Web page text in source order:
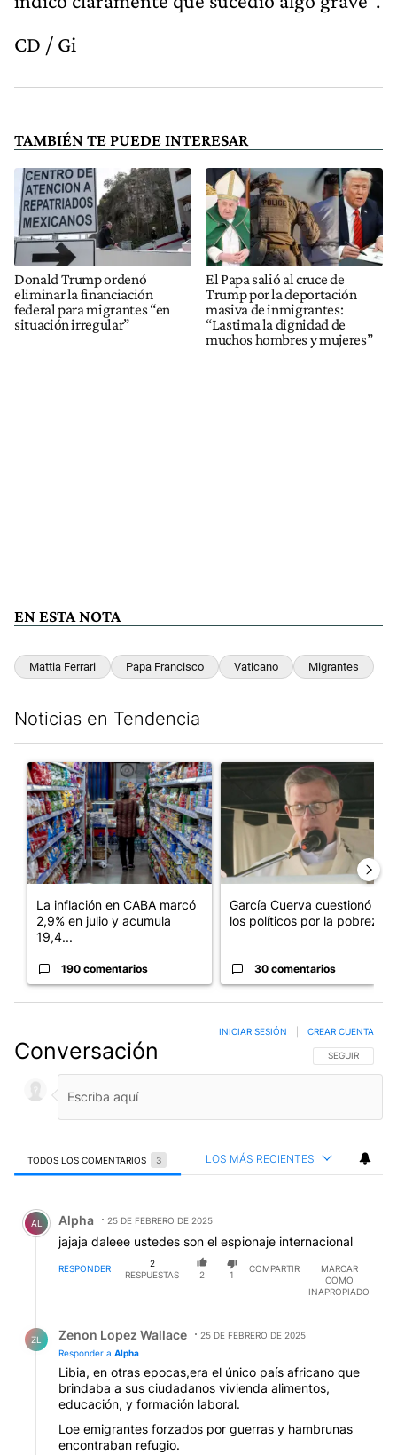
CD / Gi
TAMBIÉN TE PUEDE INTERESAR
Donald Trump ordenó
eliminar la financiación
federal para migrantes “en
situación irregular”
El Papa salió al cruce de
Trump por la deportación
masiva de inmigrantes:
“Lastima la dignidad de
muchos hombres y mujeres”
EN ESTA NOTA
Mattia Ferrari Papa Francisco Vaticano Migrantes
Noticias en Tendencia
Un artículo de tendencia con el título "La inflación en CABA
La inflación en CABA marcó
2,9% en julio y acumula
19,4...
190 comentarios
Un artículo de tendencia con
García Cuerva cuestionó a
los políticos por la pobreza
30 comentarios
Conversación SIGA ESTA
SEGUIR
INICIAR SESIÓN CREAR CUENTA
TODOS LOS COMENTARIOS 3 LOS MÁS RECIENTES
Comentario de Alpha .
AL Alpha 25 DE FEBRERO DE 2025
jajaja daleee ustedes son el espionaje internacional
RESPONDER
2
RESPUESTAS
2 1
COMPARTIR
MARCAR
COMO
INAPROPIADO
ZL Zenon Lopez Wallace
25 DE FEBRERO DE 2025
Responder a Alpha
Libia, en otras epocas,era el único país africano que
brindaba a sus ciudadanos vivienda alimentos,
educación, y formación laboral.
Loe emigrantes forzados por guerras y hambrunas
encontraban refugio.